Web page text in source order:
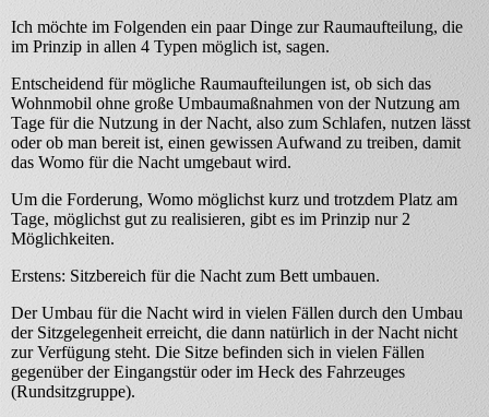
Ich möchte im Folgenden ein paar Dinge zur Raumaufteilung, die
im Prinzip in allen 4 Typen möglich ist, sagen.
Entscheidend für mögliche Raumaufteilungen ist, ob sich das
Wohnmobil ohne große Umbaumaßnahmen von der Nutzung am
Tage für die Nutzung in der Nacht, also zum Schlafen, nutzen lässt
oder ob man bereit ist, einen gewissen Aufwand zu treiben, damit
das Womo für die Nacht umgebaut wird.
Um die Forderung, Womo möglichst kurz und trotzdem Platz am
Tage, möglichst gut zu realisieren, gibt es im Prinzip nur 2
Möglichkeiten.
Erstens: Sitzbereich für die Nacht zum Bett umbauen.
Der Umbau für die Nacht wird in vielen Fällen durch den Umbau
der Sitzgelegenheit erreicht, die dann natürlich in der Nacht nicht
zur Verfügung steht. Die Sitze befinden sich in vielen Fällen
gegenüber der Eingangstür oder im Heck des Fahrzeuges
(Rundsitzgruppe).